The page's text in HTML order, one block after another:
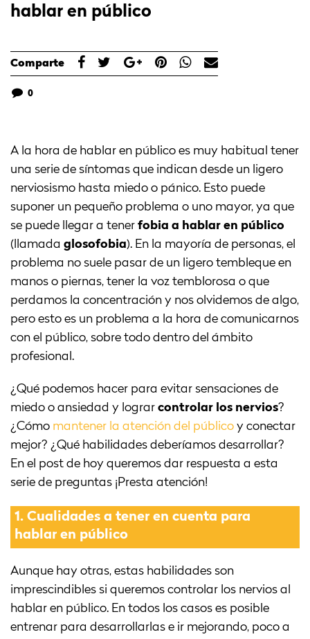
hablar en público
Comparte
0
A la hora de hablar en público es muy habitual tener
una serie de síntomas que indican desde un ligero
nerviosismo hasta miedo o pánico. Esto puede
suponer un pequeño problema o uno mayor, ya que
se puede llegar a tener fobia a hablar en público
(llamada glosofobia). En la mayoría de personas, el
problema no suele pasar de un ligero tembleque en
manos o piernas, tener la voz temblorosa o que
perdamos la concentración y nos olvidemos de algo,
pero esto es un problema a la hora de comunicarnos
con el público, sobre todo dentro del ámbito
profesional.
¿Qué podemos hacer para evitar sensaciones de
miedo o ansiedad y lograr controlar los nervios?
¿Cómo mantener la atención del público y conectar
mejor? ¿Qué habilidades deberíamos desarrollar?
En el post de hoy queremos dar respuesta a esta
serie de preguntas ¡Presta atención!
1. Cualidades a tener en cuenta para
hablar en público
Aunque hay otras, estas habilidades son
imprescindibles si queremos controlar los nervios al
hablar en público. En todos los casos es posible
entrenar para desarrollarlas e ir mejorando, poco a